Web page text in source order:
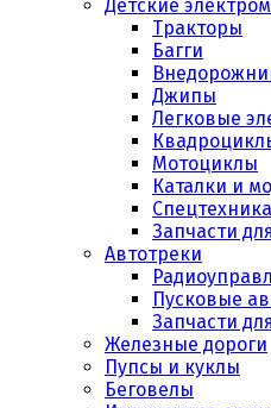
Детские
Тракторы
Багги
Джипы
Легковые
Мотоциклы
Каталки и
Спецтехника
Запчасти
Автотреки
Пусковые
Запчасти
Железные дороги
Пупсы и куклы
Беговелы